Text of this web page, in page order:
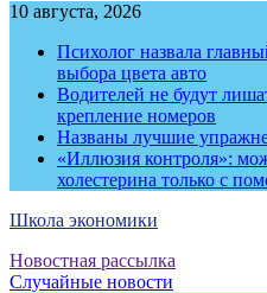
10 августа, 2026
Психолог назвала
выбора цвета авто
Водителей не будут
крепление номеров
Названы лучшие
«Иллюзия контроля»:
холестерина только с
Школа экономики
Новостная рассылка
Случайные новости